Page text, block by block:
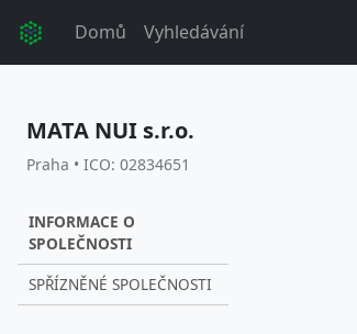
Domů Vyhledávání
MATA NUI s.r.o.
Praha • ICO: 02834651
INFORMACE O
SPOLEČNOSTI
SPŘÍZNĚNÉ SPOLEČNOSTI